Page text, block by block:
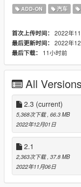
Car eyes\ front
art are extras
Lights glass
Tintable Glass
Custom.[COL]
Hands on
Breakable
paint 1 =
paint 1
paint 2 = Seats
--
Spawn Name:
510
ADD-ON 汽车
首次上传时间： 2022年
最后更新时间： 2022年
最后下载：
11小时前
All Versions
2.3 (current)
5,368次下载 , 66.3 MB
2022年12月01日
2.1
2,363次下载 , 37.8 MB
2022年11月06日